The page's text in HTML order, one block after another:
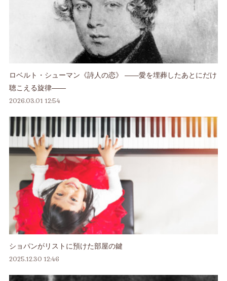
ロベルト・シューマン《詩人の恋》 ――愛を埋葬したあとにだけ
聴こえる旋律――
2026.03.01 12:54
ショパンがリストに預けた部屋の鍵
2025.12.30 12:46